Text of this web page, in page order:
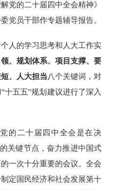
党的二十届四中全会精神》
党员干部作专题辅导报告。
人的学习思考和人大工作实
、规划体系、项目支撑、要
、人大担当八个关键词，对
“十五五”规划建议进行了深入
的二十届四中全会是在决
关键节点，奋力推进中国式
一次十分重要的会议。全会
定国民经济和社会发展第十